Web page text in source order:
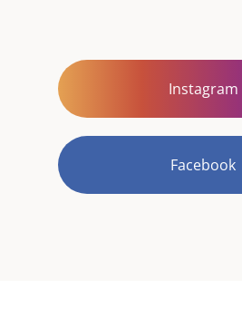
Instagram
Facebook